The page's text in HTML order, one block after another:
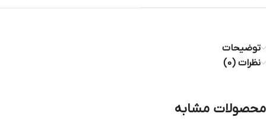
توضیحات
نظرات (0)
محصولات مشابه